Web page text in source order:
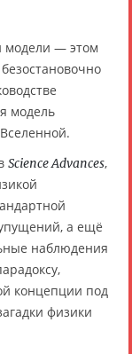
модели — этом
модель
Science Advances,
а ещё
наблюдения
концепции под
физики